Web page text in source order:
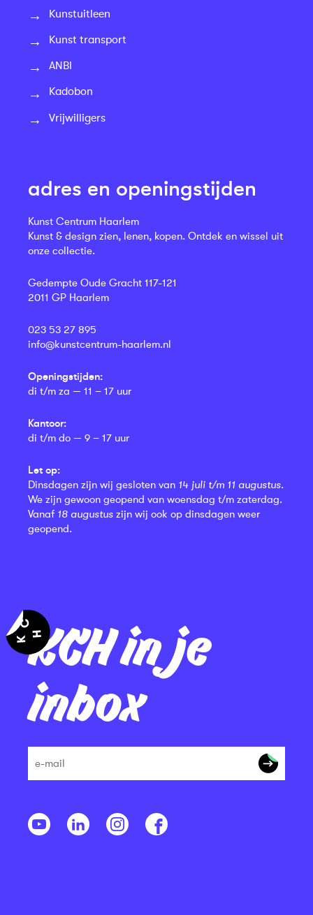
KCH in je
inbox
Kunstuitleen
Kunst transport
ANBI
Kadobon
Vrijwilligers
adres en openingstijden
Kunst Centrum Haarlem
Kunst & design zien, lenen, kopen. Ontdek en wissel uit
onze collectie.
Gedempte Oude Gracht 117-121
2011 GP Haarlem
023 53 27 895
info@kunstcentrum-haarlem.nl
Openingstijden:
di t/m za — 11 – 17 uur
Kantoor:
di t/m do — 9 – 17 uur
Let op:
Dinsdagen zijn wij gesloten van 14 juli t/m 11 augustus.
We zijn gewoon geopend van woensdag t/m zaterdag.
Vanaf 18 augustus zijn wij ook op dinsdagen weer
geopend.